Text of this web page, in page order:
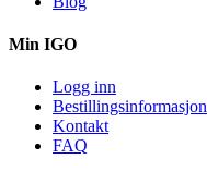
Min IGO
Logg inn
Bestillingsinformasjon
Kontakt
FAQ